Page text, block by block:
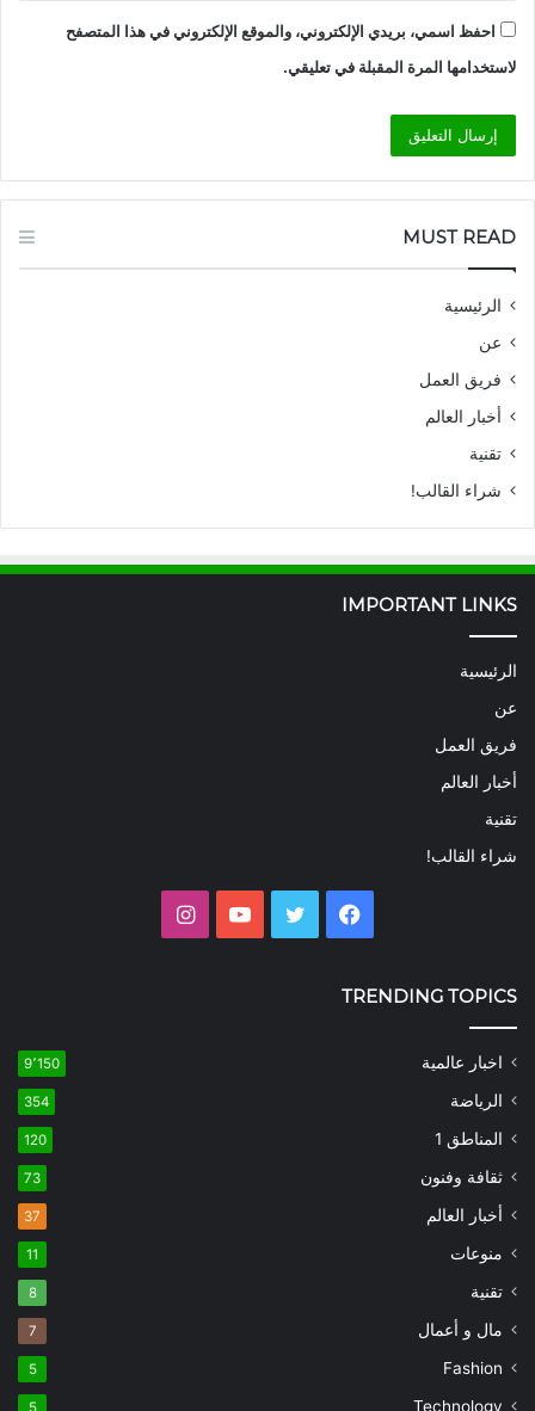
احفظ اسمي، بريدي الإلكتروني، والموقع الإلكتروني في هذا المتصفح
لاستخدامها المرة المقبلة في تعليقي.
MUST READ
الرئيسية
عن
فريق العمل
أخبار العالم
تقنية
شراء القالب!
IMPORTANT LINKS
الرئيسية
عن
فريق العمل
أخبار العالم
تقنية
شراء القالب!
فيسبوك تويتر يوتيوب
TRENDING TOPICS
اخبار عالمية 9٬150
الرياضة 354
المناطق 1 120
ثقافة وفنون 73
أخبار العالم 37
منوعات 11
تقنية 8
مال و أعمال 7
Fashion
5
Technology
5